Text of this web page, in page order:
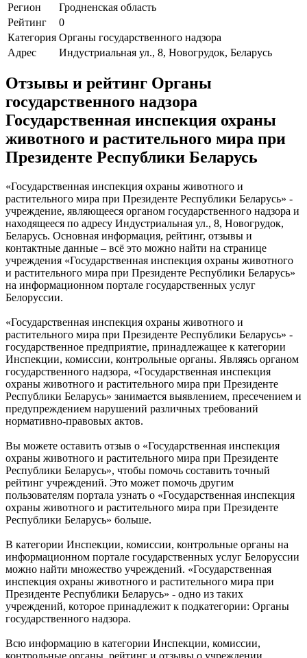
Регион
Гродненская область
Рейтинг
0
Категория Органы государственного надзора
Адрес
Индустриальная ул., 8, Новогрудок, Беларусь
Отзывы и рейтинг Органы
государственного надзора
Государственная инспекция охраны
животного и растительного мира при
Президенте Республики Беларусь
«Государственная инспекция охраны животного и
растительного мира при Президенте Республики Беларусь» -
учреждение, являющееся органом государственного надзора и
находящееся по адресу Индустриальная ул., 8, Новогрудок,
Беларусь. Основная информация, рейтинг, отзывы и
контактные данные – всё это можно найти на странице
учреждения «Государственная инспекция охраны животного
и растительного мира при Президенте Республики Беларусь»
на информационном портале государственных услуг
Белоруссии.
«Государственная инспекция охраны животного и
растительного мира при Президенте Республики Беларусь» -
государственное предприятие, принадлежащее к категории
Инспекции, комиссии, контрольные органы. Являясь органом
государственного надзора, «Государственная инспекция
охраны животного и растительного мира при Президенте
Республики Беларусь» занимается выявлением, пресечением и
предупреждением нарушений различных требований
нормативно-правовых актов.
Вы можете оставить отзыв о «Государственная инспекция
охраны животного и растительного мира при Президенте
Республики Беларусь», чтобы помочь составить точный
рейтинг учреждений. Это может помочь другим
пользователям портала узнать о «Государственная инспекция
охраны животного и растительного мира при Президенте
Республики Беларусь» больше.
В категории Инспекции, комиссии, контрольные органы на
информационном портале государственных услуг Белоруссии
можно найти множество учреждений. «Государственная
инспекция охраны животного и растительного мира при
Президенте Республики Беларусь» - одно из таких
учреждений, которое принадлежит к подкатегории: Органы
государственного надзора.
Всю информацию в категории Инспекции, комиссии,